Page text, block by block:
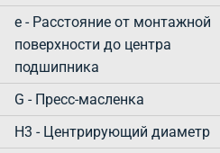
e - Расстояние от монтажной
поверхности до центра
подшипника
G - Пресс-масленка
H3 - Центрирующий диаметр